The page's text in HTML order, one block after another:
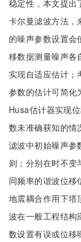
稳定性，本文提出
卡尔曼滤波方法，
的噪声参数设置会
移数据测量噪声各
实现自适应估计；
参数的估计可简化
Husa估计器实现
数未准确获知的情
滤波中初始噪声参
则；分别在时不变
同频率的谐波位
地震耦合作用下塔
波在一般工程结构
数设置有误或位移